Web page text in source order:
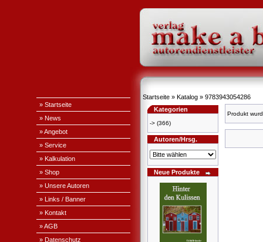
» Startseite
» News
» Angebot
» Service
» Kalkulation
» Shop
» Unsere Autoren
» Links / Banner
» Kontakt
» AGB
» Datenschutz
Startseite » Katalog » 9783943054286
Kategorien
-> (366)
Autoren/Hrsg.
Neue Produkte
Produkt